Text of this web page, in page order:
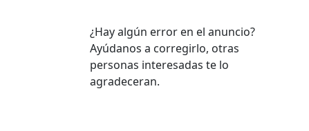
¿Hay algún error en el anuncio?
Ayúdanos a corregirlo, otras
personas interesadas te lo
agradeceran.